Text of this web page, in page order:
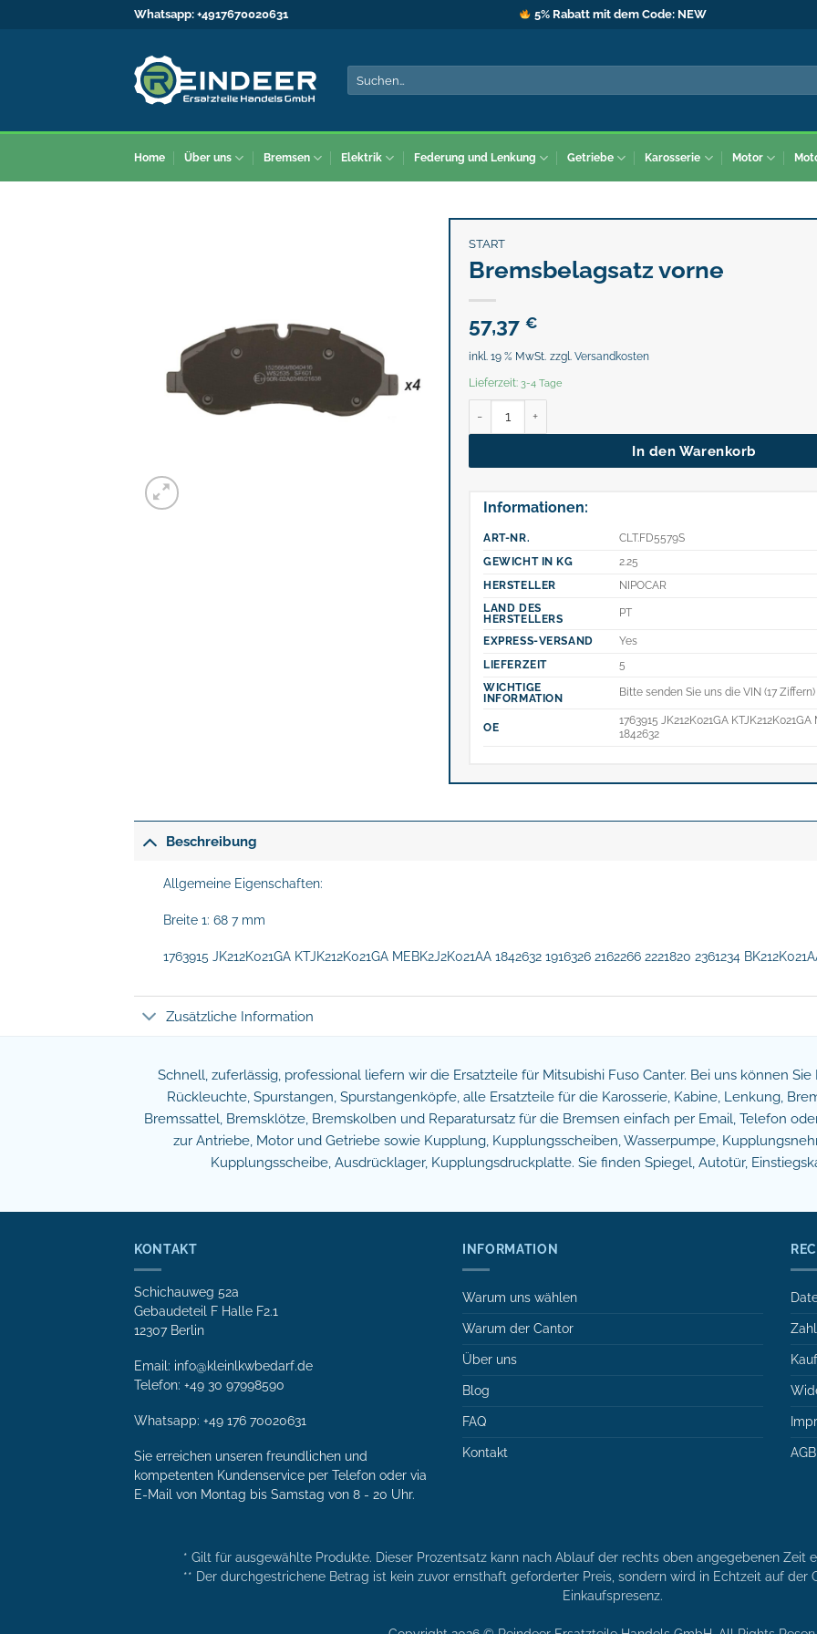
Whatsapp: +4917670020631 5% Rabatt mit dem Code: NEW
Home Über uns Bremsen Elektrik Federung und Lenkung Getriebe Karosserie Motor
START
Bremsbelagsatz vorne
57,37 €
inkl. 19 % MwSt. zzgl. Versandkosten
Lieferzeit: 3-4 Tage
In den Warenkorb
Informationen:
ART-NR.
CLT.FD5579S
GEWICHT IN KG
2.25
HERSTELLER
NIPOCAR
LAND DES
HERSTELLERS
PT
EXPRESS-VERSAND
Yes
LIEFERZEIT
5
WICHTIGE
INFORMATION
Bitte senden Sie uns die VIN (17
OE
1763915 JK212K021GA
1842632
Beschreibung
Allgemeine Eigenschaften:
Breite 1: 68 7 mm
1763915 JK212K021GA KTJK212K021GA MEBK2J2K021AA 1842632 1916326 2162266 2221820 2361234
Zusätzliche Information
Schnell, zuferlässig, professional liefern wir die Ersatzteile für Mitsubishi Fuso Canter. Bei uns können
Rückleuchte, Spurstangen, Spurstangenköpfe, alle Ersatzteile für die Karosserie, Kabine, Lenkung,
Bremssattel, Bremsklötze, Bremskolben und Reparatursatz für die Bremsen einfach per Email, Telefon
zur Antriebe, Motor und Getriebe sowie Kupplung, Kupplungsscheiben, Wasserpumpe,
Kupplungsscheibe, Ausdrücklager, Kupplungsdruckplatte. Sie finden Spiegel, Autotür,
KONTAKT
Schichauweg 52a
Gebaudeteil F Halle F2.1
12307 Berlin
Email: info@kleinlkwbedarf.de
Telefon: +49 30 97998590
Whatsapp: +49 176 70020631
Sie erreichen unseren freundlichen und
kompetenten Kunden­service per Tele­fon oder via
E-Mail von Mon­tag bis Samstag von 8 - 20 Uhr.
INFORMATION
Warum uns wählen
Warum der Cantor
Über uns
Blog
FAQ
Kontakt AGB
* Gilt für ausgewählte Produkte. Dieser Prozentsatz kann nach Ablauf der rechts oben angegebenen Zeit
** Der durchgestrichene Betrag ist kein zuvor ernsthaft geforderter Preis, sondern wird in Echtzeit auf der
Einkaufspresenz.